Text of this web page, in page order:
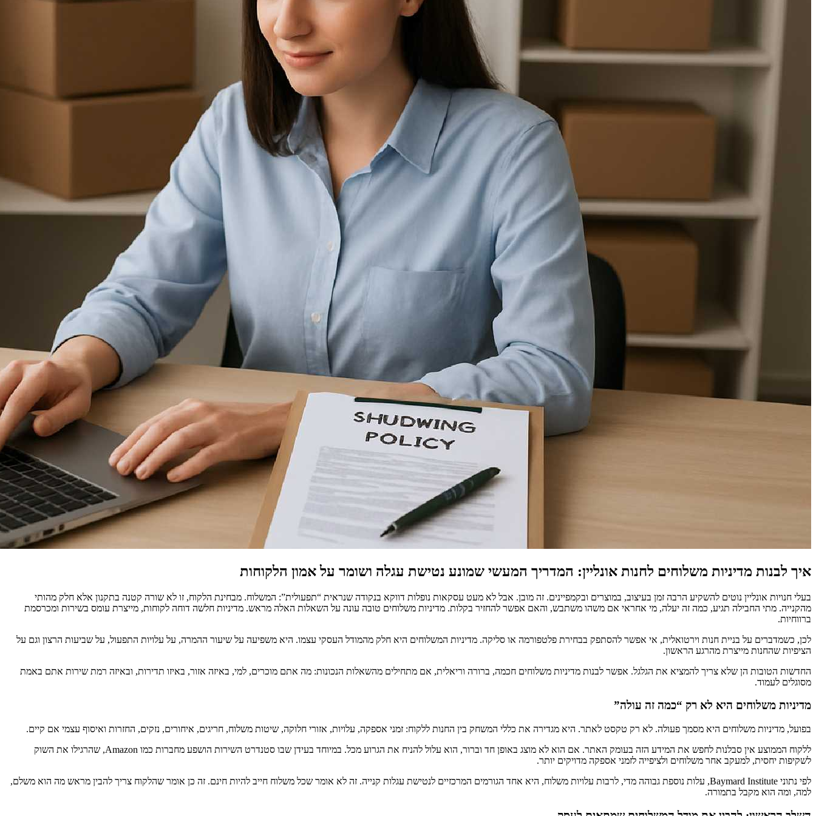
איך לבנות מדיניות משלוחים לחנות אונליין: המדריך המעשי שמונע נטישת עגלה ושומר על אמון הלקוחות
בעלי חנויות אונליין נוטים להשקיע הרבה זמן בעיצוב, במוצרים ובקמפיינים. זה מובן. אבל לא מעט עסקאות נופלות דווקא בנקודה שנראית “תפעולית”: המשלוח. מבחינת הלקוח, זו לא שורה קטנה בתקנון אלא חלק מהותי
מהקנייה. מתי החבילה תגיע, כמה זה יעלה, מי אחראי אם משהו משתבש, והאם אפשר להחזיר בקלות. מדיניות משלוחים טובה עונה על השאלות האלה מראש. מדיניות חלשה דוחה לקוחות, מייצרת עומס בשירות ומכרסמת
ברווחיות.
לכן, כשמדברים על בניית חנות וירטואלית, אי אפשר להסתפק בבחירת פלטפורמה או סליקה. מדיניות המשלוחים היא חלק מהמודל העסקי עצמו. היא משפיעה על שיעור ההמרה, על עלויות התפעול, על שביעות הרצון וגם על
הציפיות שהחנות מייצרת מהרגע הראשון.
החדשות הטובות הן שלא צריך להמציא את הגלגל. אפשר לבנות מדיניות משלוחים חכמה, ברורה וריאלית, אם מתחילים מהשאלות הנכונות: מה אתם מוכרים, למי, באיזה אזור, באיזו תדירות, ובאיזה רמת שירות אתם באמת
מסוגלים לעמוד.
מדיניות משלוחים היא לא רק “כמה זה עולה”
בפועל, מדיניות משלוחים היא מסמך פעולה. לא רק טקסט לאתר. היא מגדירה את כללי המשחק בין החנות ללקוח: זמני אספקה, עלויות, אזורי חלוקה, שיטות משלוח, חריגים, איחורים, נזקים, החזרות ואיסוף עצמי אם קיים.
ללקוח הממוצע אין סבלנות לחפש את המידע הזה בעומק האתר. אם הוא לא מוצג באופן חד וברור, הוא עלול להניח את הגרוע מכל. במיוחד בעידן שבו סטנדרט השירות הושפע מחברות כמו Amazon, שהרגילו את השוק
לשקיפות יחסית, למעקב אחר משלוחים ולציפייה לזמני אספקה מדויקים יותר.
לפי נתוני Baymard Institute, עלות נוספת גבוהה מדי, לרבות עלויות משלוח, היא אחד הגורמים המרכזיים לנטישת עגלות קנייה. זה לא אומר שכל משלוח חייב להיות חינם. זה כן אומר שהלקוח צריך להבין מראש מה הוא משלם,
למה, ומה הוא מקבל בתמורה.